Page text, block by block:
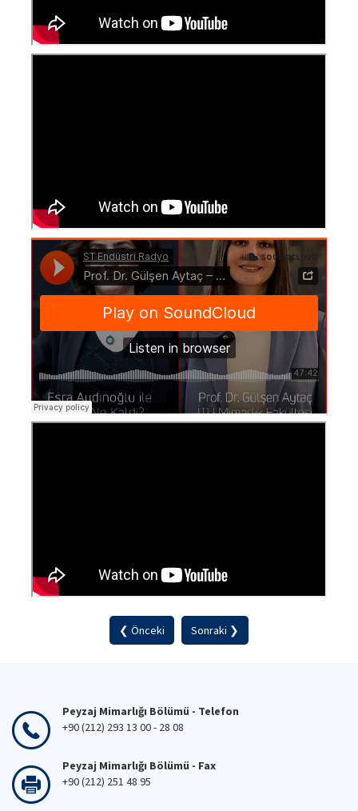
❮ Önceki Sonraki ❯
Peyzaj Mimarlığı Bölümü - Telefon
+90 (212) 293 13 00 - 28 08
Peyzaj Mimarlığı Bölümü - Fax
+90 (212) 251 48 95